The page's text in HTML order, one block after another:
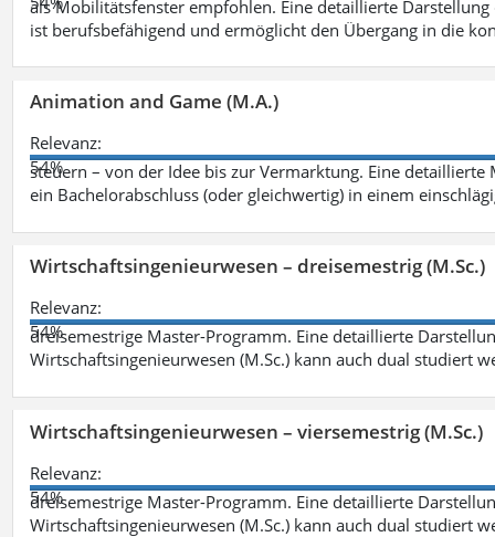
als Mobilitätsfenster empfohlen. Eine detaillierte
ist berufsbefähigend und ermöglicht den Übergang in die
Animation and Game (M.A.)
Relevanz:
54%
steuern – von der Idee bis zur Vermarktung. Eine
ein Bachelorabschluss (oder gleichwertig) in einem
Wirtschaftsingenieurwesen – dreisemestrig (M.Sc.)
Relevanz:
54%
dreisemestrige Master-Programm. Eine detaillierte
Wirtschaftsingenieurwesen (M.Sc.) kann auch dual studiert
Wirtschaftsingenieurwesen – viersemestrig (M.Sc.)
Relevanz:
54%
dreisemestrige Master-Programm. Eine detaillierte
Wirtschaftsingenieurwesen (M.Sc.) kann auch dual studiert